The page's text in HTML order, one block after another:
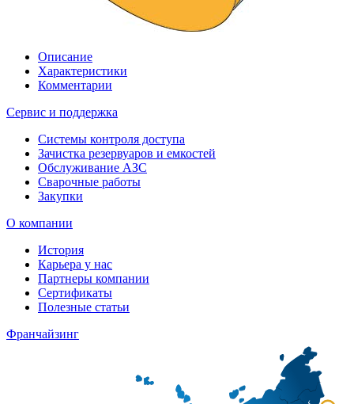
Описание
Характеристики
Комментарии
Сервис и поддержка
Системы контроля доступа
Зачистка резервуаров и емкостей
Обслуживание АЗС
Сварочные работы
Закупки
О компании
История
Карьера у нас
Партнеры компании
Сертификаты
Полезные статьи
Франчайзинг